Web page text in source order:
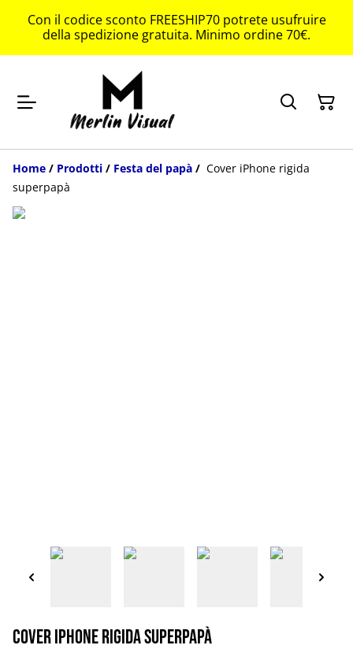
Con il codice sconto FREESHIP70 potrete usufruire
della spedizione gratuita. Minimo ordine 70€.
Home / Prodotti / Festa del papà / Cover iPhone rigida
superpapà
Cover iPhone rigida superpapà